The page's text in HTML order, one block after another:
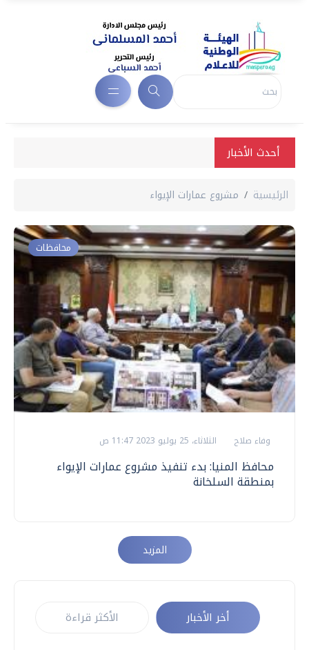
أحدث الأخبار
الرئيسية مشروع عمارات الإيواء
محافظات
وفاء صلاح الثلاثاء، 25 يوليو 2023 11:47 ص
محافظ المنيا: بدء تنفيذ مشروع عمارات الإيواء
بمنطقة السلخانة
المزيد
أخر الأخبار الأكثر قراءة